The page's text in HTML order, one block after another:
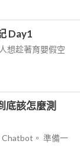
Day1
想趁著育嬰假空
底該怎麼測
。 準備一